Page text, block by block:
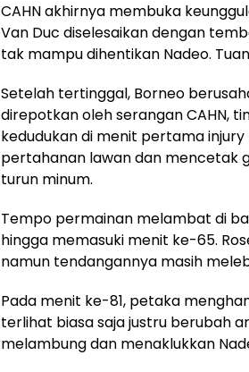
CAHN akhirnya membuka
Van Duc diselesaikan dengan
tak mampu dihentikan Nadeo.
Setelah tertinggal, Borneo
direpotkan oleh serangan CAHN,
kedudukan di menit pertama
pertahanan lawan dan mencetak
turun minum.
Tempo permainan melambat di
hingga memasuki menit ke-65.
namun tendangannya masih
Pada menit ke-81, petaka
terlihat biasa saja justru berubah
melambung dan menaklukkan